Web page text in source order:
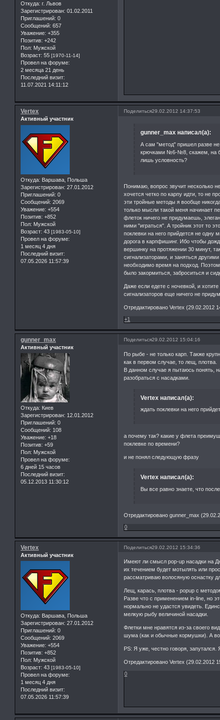
Откуда: г. Львов
Зарегистрирован: 01.02.2011
Приглашений: 0
Сообщений: 657
Уважение: +355
Позитив: +242
Пол: Мужской
Возраст: 55 [1970-11-14]
Провел на форуме:
2 месяца 21 день
Последний визит:
11.07.2021 14:11:12
Поделиться29.02.2012 14:37:53
Vertex
Активный участник
Откуда: Варшава, Польша
Зарегистрирован: 27.01.2012
Приглашений: 0
Сообщений: 2069
Уважение: +554
Позитив: +852
Пол: Мужской
Возраст: 43 [1983-05-10]
Провел на форуме:
1 месяц 4 дня
Последний визит:
07.05.2026 11:57:39
gunner_max написал(а):
А сам "метод" пришел разве
крючками №6-№8, скажем, на
лишь условность?
Понимаю, вопрос звучит несколько
хочется четко по карпу идти, то не
эти тройные методы я вообще
только мысли такой меня начинает
флеток ничего не придумаешь,
ними "играться". А тройник этот то
поклевки на него прийдется не одну
дорога в карпфишинг. Ибо чтобы
вершинку на протяжении 30 минут,
сигнализаторами, и заняться
необходимо время на подход.
было закормиться, заброситься и
Даже если едете с ночевкой, и
сигнализаторов еще ничего не
Отредактировано Vertex (29.02.2012
+1
Поделиться29.02.2012 15:04:16
gunner_max
Активный участник
Откуда: Киев
Зарегистрирован: 12.01.2012
Приглашений: 0
Сообщений: 108
Уважение: +18
Позитив: +59
Пол: Мужской
Провел на форуме:
6 дней 15 часов
Последний визит:
05.12.2013 11:30:12
По рыбе - не только карп. Также
как в первом случае, то лещ, плотва.
В данном случае я пытаюсь понять,
разобраться с насадками.
Vertex написал(а):
ждать поклевки на него
а почему так? какие у флета
поклевке по времени?
и не понял следующую фразу
Vertex написал(а):
Вы все равно знаете, что
Отредактировано gunner_max
0
Поделиться29.02.2012 15:34:36
Vertex
Активный участник
Откуда: Варшава, Польша
Зарегистрирован: 27.01.2012
Приглашений: 0
Сообщений: 2069
Уважение: +554
Позитив: +852
Пол: Мужской
Возраст: 43 [1983-05-10]
Провел на форуме:
1 месяц 4 дня
Последний визит:
07.05.2026 11:57:39
Имеют ли смысл pop-up насадки на
их течением будет мотылять или
рассматриваю волосяную оснастку
Лещ, карась, плотва - popup с
Разве что с применением in-line, но
нормально не удастся увидеть.
мелкую рыбу величиной насадки.
Флетки мне нравятся из-за своего
шума (как и обычные кормушки). А
PS: Я уже, честно говоря,
Отредактировано Vertex (29.02.2012
0